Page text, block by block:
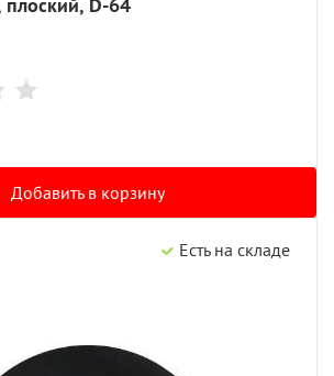
Добавить в корзину
Есть на складе